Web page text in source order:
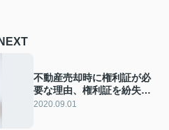
NEXT
不動産売却時に権利証が必
要な理由、権利証を紛失し
た場合の対処法とは？
2020.09.01